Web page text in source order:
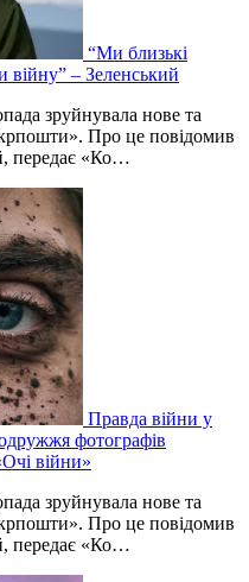
“Ми близькі
війну” – Зеленський
зруйнувала нове та
Про це повідомив
передає «Ко…
Правда війни у
фотографів
війни»
зруйнувала нове та
Про це повідомив
передає «Ко…